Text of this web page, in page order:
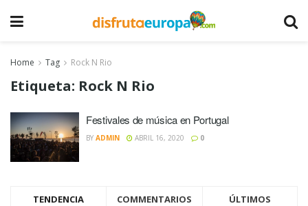
Home Tag Rock N Rio
Etiqueta: Rock N Rio
Festivales de música en Portugal
BY ADMIN ABRIL 16, 2020 0
TENDENCIA COMMENTARIOS ÚLTIMOS